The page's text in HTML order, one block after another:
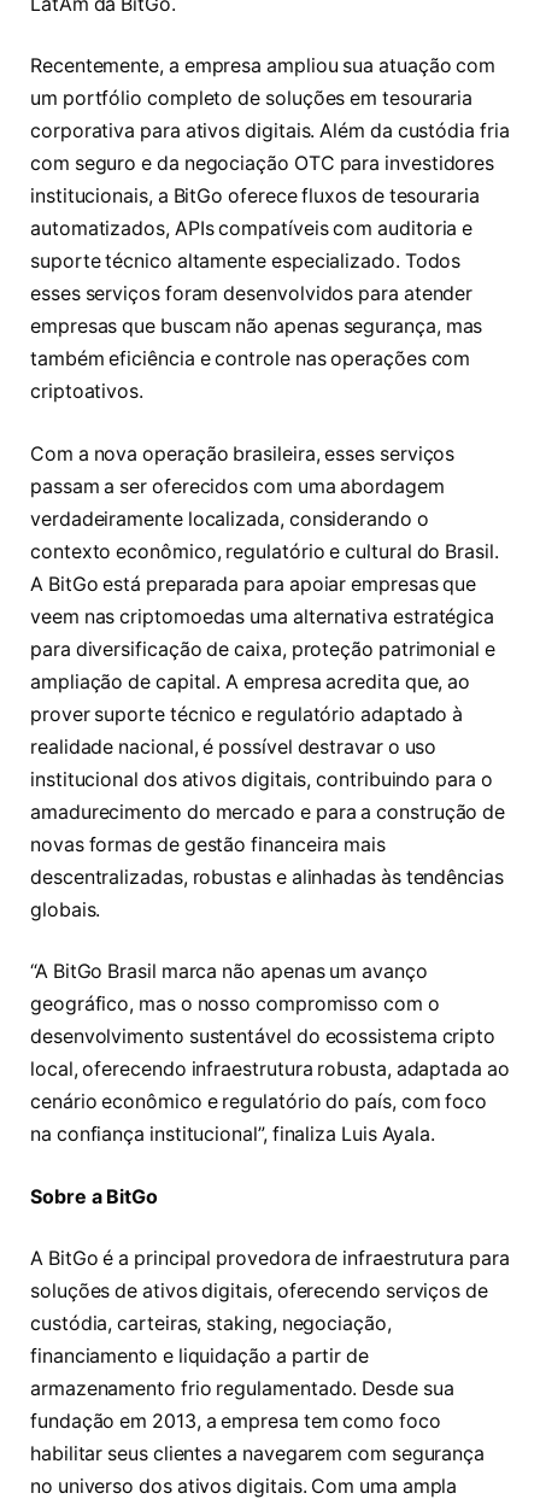
Recentemente, a empresa ampliou sua atuação com
um portfólio completo de soluções em tesouraria
corporativa para ativos digitais. Além da custódia fria
com seguro e da negociação OTC para investidores
institucionais, a BitGo oferece fluxos de tesouraria
automatizados, APIs compatíveis com auditoria e
suporte técnico altamente especializado. Todos
esses serviços foram desenvolvidos para atender
empresas que buscam não apenas segurança, mas
também eficiência e controle nas operações com
criptoativos.
Com a nova operação brasileira, esses serviços
passam a ser oferecidos com uma abordagem
verdadeiramente localizada, considerando o
contexto econômico, regulatório e cultural do Brasil.
A BitGo está preparada para apoiar empresas que
veem nas criptomoedas uma alternativa estratégica
para diversificação de caixa, proteção patrimonial e
ampliação de capital. A empresa acredita que, ao
prover suporte técnico e regulatório adaptado à
realidade nacional, é possível destravar o uso
institucional dos ativos digitais, contribuindo para o
amadurecimento do mercado e para a construção de
novas formas de gestão financeira mais
descentralizadas, robustas e alinhadas às tendências
globais.
“A BitGo Brasil marca não apenas um avanço
geográfico, mas o nosso compromisso com o
desenvolvimento sustentável do ecossistema cripto
local, oferecendo infraestrutura robusta, adaptada ao
cenário econômico e regulatório do país, com foco
na confiança institucional”, finaliza Luis Ayala.
Sobre a BitGo
A BitGo é a principal provedora de infraestrutura para
soluções de ativos digitais, oferecendo serviços de
custódia, carteiras, staking, negociação,
financiamento e liquidação a partir de
armazenamento frio regulamentado. Desde sua
fundação em 2013, a empresa tem como foco
habilitar seus clientes a navegarem com segurança
no universo dos ativos digitais. Com uma ampla